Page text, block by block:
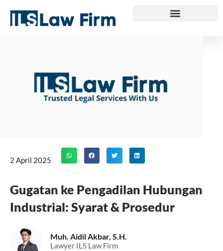
content
2 April 2025
Gugatan ke Pengadilan Hubungan
Industrial: Syarat & Prosedur
Muh. Aidil Akbar, S.H.
Lawyer ILS Law Firm